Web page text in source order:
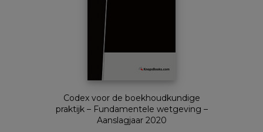
Codex voor de boekhoudkundige
praktijk – Fundamentele wetgeving –
Aanslagjaar 2020